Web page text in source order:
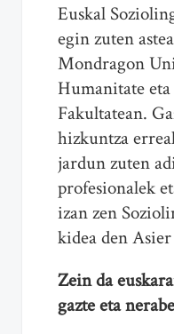
Euskal
egin zuten
Mondragon
Humanitate
Fakultatean.
hizkuntza
jardun zuten
profesionalek
izan zen
kidea den
Zein da
gazte eta